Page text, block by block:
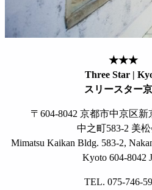
★★★
Three Star |
スリースター
〒604-8042 京都市中京区
中之町583-2 美
Mimatsu Kaikan Bldg. 583-2,
Kyoto 604-8042
TEL. 075-746-